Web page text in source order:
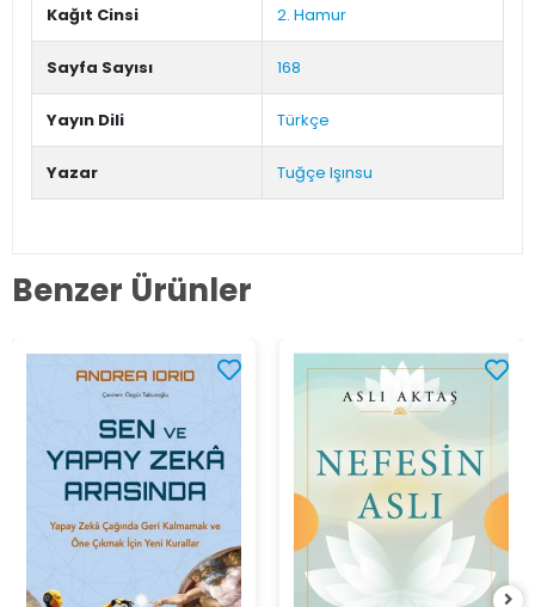
Kağıt Cinsi 2. Hamur
Sayfa Sayısı 168
Yayın Dili Türkçe
Yazar Tuğçe Işınsu
Benzer Ürünler